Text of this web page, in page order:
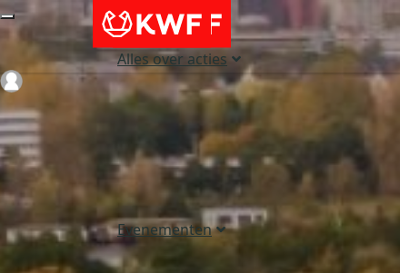
Alles over acties
Evenementen
Login